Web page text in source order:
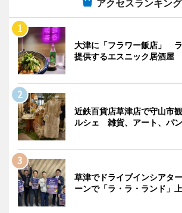
アクセスランキング
大津に「フラワー飯店」
提供するエスニック居酒屋
近鉄百貨店草津店で守山市
ルシェ 雑貨、アート、パ
草津でドライブインシアタ
ーンで「ラ・ラ・ランド」